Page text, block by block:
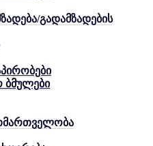
გადამზადების
ბმულები